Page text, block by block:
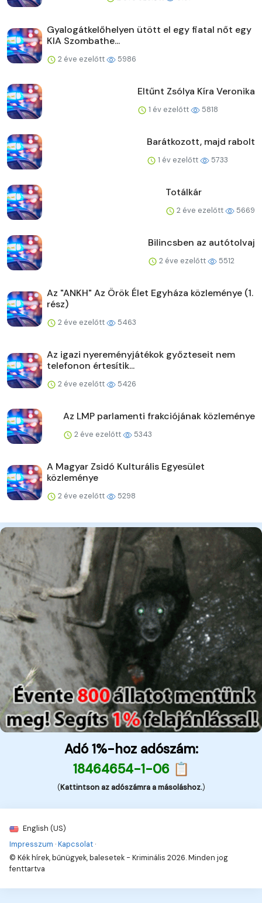
Gyalogátkelőhelyen ütött el egy fiatal nőt egy
KIA Szombathe...
2 éve ezelőtt 5986
Eltűnt Zsólya Kíra Veronika
1 év ezelőtt 5818
Barátkozott, majd rabolt
1 év ezelőtt 5733
Totálkár
2 éve ezelőtt 5669
Bilincsben az autótolvaj
2 éve ezelőtt 5512
Az "ANKH" Az Örök Élet Egyháza közleménye (1.
rész)
2 éve ezelőtt 5463
Az igazi nyereményjátékok győzteseit nem
telefonon értesítik...
2 éve ezelőtt 5426
Az LMP parlamenti frakciójának közleménye
2 éve ezelőtt 5343
A Magyar Zsidó Kulturális Egyesület
közleménye
2 éve ezelőtt 5298
Adó 1%-hoz adószám:
18464654-1-06 📋
(Kattintson az adószámra a másoláshoz.)
English (US)
Impresszum ·Kapcsolat ·
© Kék hírek, bűnügyek, balesetek - Kriminális 2026. Minden jog
fenttartva